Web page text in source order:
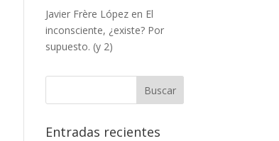
Javier Frère López en El
inconsciente, ¿existe? Por
supuesto. (y 2)
Entradas recientes